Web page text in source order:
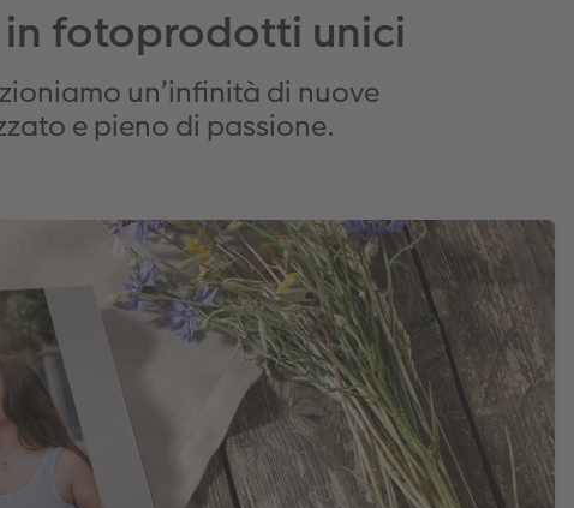
fotoprodotti unici
un’infinità di nuove
e pieno di passione.